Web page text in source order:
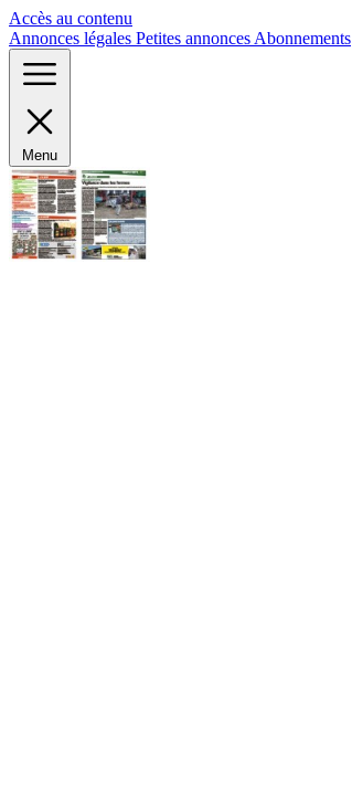
Accès au contenu
Annonces légales Petites annonces Abonnements
Menu
Panneau de gestion des cookies